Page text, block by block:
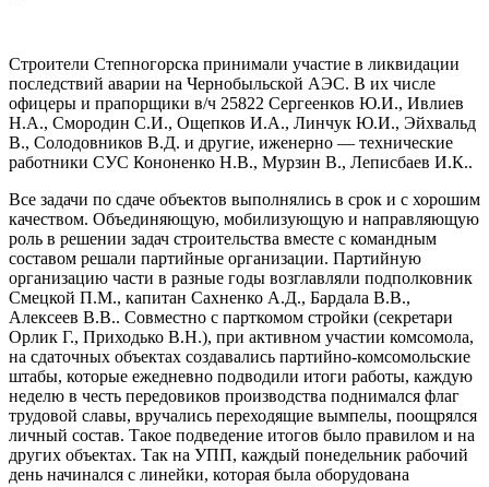
Строители Степногорска принимали участие в ликвидации
последствий аварии на Чернобыльской АЭС. В их числе
офицеры и прапорщики в/ч 25822 Сергеенков Ю.И., Ивлиев
Н.А., Смородин С.И., Ощепков И.А., Линчук Ю.И., Эйхвальд
В., Солодовников В.Д. и другие, иженерно — технические
работники СУС Кононенко Н.В., Мурзин В., Леписбаев И.К..
Все задачи по сдаче объектов выполнялись в срок и с хорошим
качеством. Объединяющую, мобилизующую и направляющую
роль в решении задач строительства вместе с командным
составом решали партийные организации. Партийную
организацию части в разные годы возглавляли подполковник
Смецкой П.М., капитан Сахненко А.Д., Бардала В.В.,
Алексеев В.В.. Совместно с парткомом стройки (секретари
Орлик Г., Приходько В.Н.), при активном участии комсомола,
на сдаточных объектах создавались партийно-комсомольские
штабы, которые ежедневно подводили итоги работы, каждую
неделю в честь передовиков производства поднимался флаг
трудовой славы, вручались переходящие вымпелы, поощрялся
личный состав. Такое подведение итогов было правилом и на
других объектах. Так на УПП, каждый понедельник рабочий
день начинался с линейки, которая была оборудована